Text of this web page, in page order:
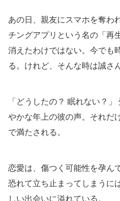
あの日、親友にスマホを奪わ
チングアプリという名の「再
消えたわけではない。今でも
る。けれど、そんな時は誠さ
「どうしたの？ 眠れない？
やかな年上の彼の声。それだ
で満たされる。
恋愛は、傷つく可能性を孕ん
恐れて立ち止まってしまうに
しい出会いに溢れている。